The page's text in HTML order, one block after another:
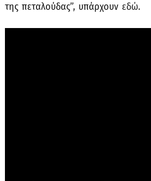
της πεταλούδας”, υπάρχουν εδώ.